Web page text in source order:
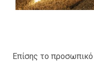
Επίσης το